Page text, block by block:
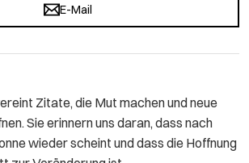
E-Mail
Zitate, die Mut machen und neue
Sie erinnern uns daran, dass nach
wieder scheint und dass die Hoffnung